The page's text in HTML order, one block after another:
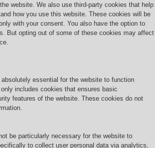
website. We also use third-party cookies that help
how you use this website. These cookies will be
with your consent. You also have the option to
But opting out of some of these cookies may affect
essential for the website to function
includes cookies that ensures basic
features of the website. These cookies do not
be particularly necessary for the website to
to collect user personal data via analytics,